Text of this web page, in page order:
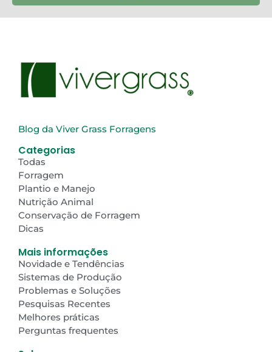
Blog da Viver Grass Forragens
Categorias
Todas
Forragem
Plantio e Manejo
Nutrição Animal
Conservação de Forragem
Dicas
Mais informações
Novidade e Tendências
Sistemas de Produção
Problemas e Soluções
Pesquisas Recentes
Melhores práticas
Perguntas frequentes